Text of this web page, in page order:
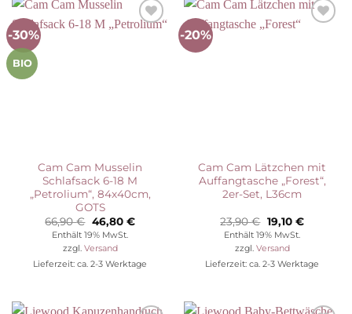
-30%
BIO
Cam Cam Musselin
Schlafsack 6-18 M
„Petrolium“, 84x40cm,
GOTS
66,90€ Ursprünglicher
Preis
war:
66,90 €
46,80 €Aktueller
Enthält 19% MwSt.
zzgl. Versand
Lieferzeit: ca. 2-3 Werktage
-20%
Cam Cam Lätzchen mit
Auffangtasche „Forest“,
2er-Set, L36cm
23,90€ Ursprünglicher
Preis
war:
23,90 €
19,10 €Aktueller
Enthält 19% MwSt.
zzgl. Versand
Lieferzeit: ca. 2-3 Werktage